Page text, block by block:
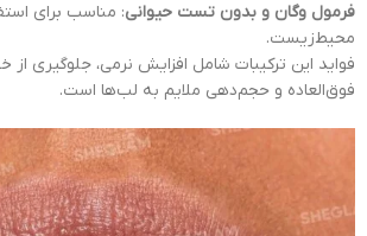
فرمول وگان و بدون تست حیوانی: مناسب برای
محیط‌زیست.
فواید این ترکیبات شامل افزایش نرمی، جلوگیری
فوق‌العاده و حجم‌دهی ملایم به لب‌ها است.